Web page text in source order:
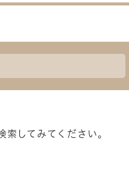
してみてください。